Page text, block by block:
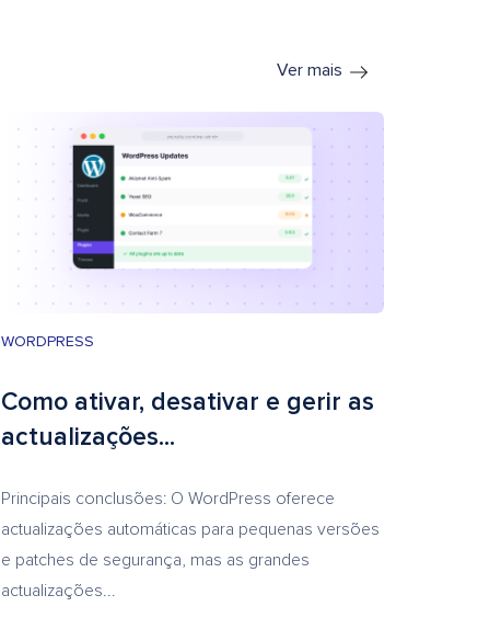
Ver mais
WORDPRESS
Como ativar, desativar e gerir as
actualizações...
Principais conclusões: O WordPress oferece
actualizações automáticas para pequenas versões
e patches de segurança, mas as grandes
actualizações...